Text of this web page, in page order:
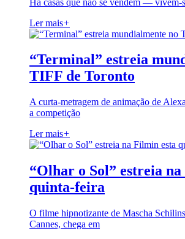
Ler mais+
“Terminal” estreia
TIFF de Toronto
A curta-metragem de animação de
a competição
Ler mais+
“Olhar o Sol” estreia
quinta-feira
O filme hipnotizante de Mascha
Cannes, chega em